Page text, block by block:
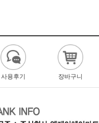
사용후기 장바구니